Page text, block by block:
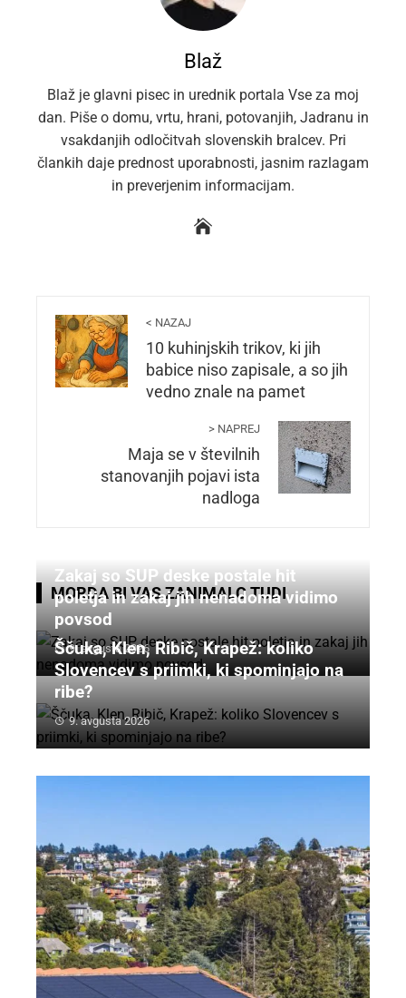
Blaž
Blaž je glavni pisec in urednik portala Vse za moj
dan. Piše o domu, vrtu, hrani, potovanjih, Jadranu in
vsakdanjih odločitvah slovenskih bralcev. Pri
člankih daje prednost uporabnosti, jasnim razlagam
in preverjenim informacijam.
< NAZAJ
10 kuhinjskih trikov, ki jih
babice niso zapisale, a so jih
vedno znale na pamet
> NAPREJ
Maja se v številnih
stanovanjih pojavi ista
nadloga
MORDA BI VAS ZANIMALO TUDI
Zakaj so SUP deske postale hit
poletja in zakaj jih nenadoma vidimo
povsod
9. avgusta 2026
Ščuka, Klen, Ribič, Krapež: koliko
Slovencev s priimki, ki spominjajo na
ribe?
9. avgusta 2026